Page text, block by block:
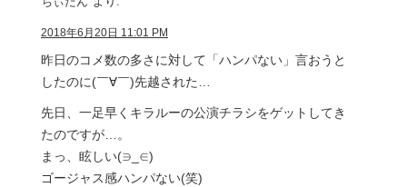
2018年6月20日 11:01 PM
昨日のコメ数の多さに対して「ハンパない」言おうと
したのに(￣∀￣)先越された…
先日、一足早くキラルーの公演チラシをゲットしてき
たのですが…。
まっ、眩しい(∋_∈)
ゴージャス感ハンパない(笑)